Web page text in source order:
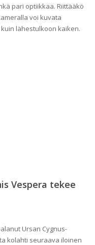
pari optiikkaa. Riittääkö
voi kuvata
lähestulkoon kaiken.
Vespera tekee
Ursan Cygnus-
kolahti seuraava iloinen